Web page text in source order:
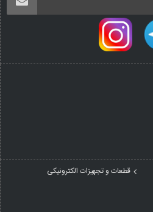
قطعات و تجهیزات الکترونیکی